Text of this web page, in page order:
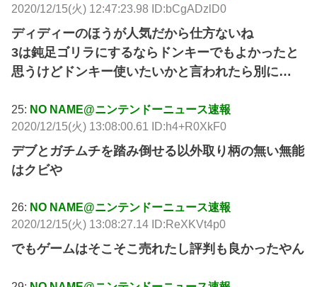
2020/12/15(火) 12:47:23.98 ID:bCgADzlD0
ディディーのほうが人気だから仕方ないね
3は鈍足ゴリラにするならドンキーでもよかったと
思うけどドンキー使いたいかと言われたら別に…
25: NO NAME@ニンテンドーニュース速報
2020/12/15(火) 13:08:00.61 ID:h4+R0XkF0
デブとガチムチを踏み倒せる以外取り柄の無い無能
はクビや
26: NO NAME@ニンテンドーニュース速報
2020/12/15(火) 13:08:27.14 ID:ReXKVt4p0
でもゲームはそこそこ売れたし評判も良かったやん